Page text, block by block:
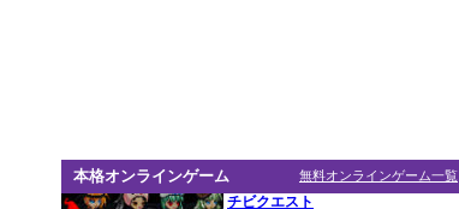
無料オンラインゲーム一覧
本格オンラインゲーム
チビクエスト